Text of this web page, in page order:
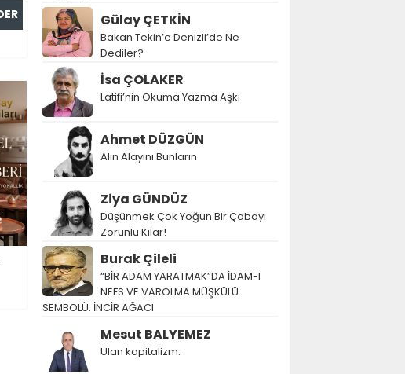
Gülay ÇETKİN
Bakan Tekin’e Denizli’de Ne
Dediler?
İsa ÇOLAKER
Latifi’nin Okuma Yazma Aşkı
Ahmet DÜZGÜN
Alın Alayını Bunların
Ziya GÜNDÜZ
Düşünmek Çok Yoğun Bir Çabayı
Zorunlu Kılar!
Burak Çileli
“BİR ADAM YARATMAK”DA İDAM-I
NEFS VE VAROLMA MÜŞKÜLÜ
SEMBOLÜ: İNCİR AĞACI
Mesut BALYEMEZ
Ulan kapitalizm.